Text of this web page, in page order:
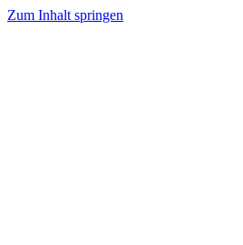
Zum Inhalt springen